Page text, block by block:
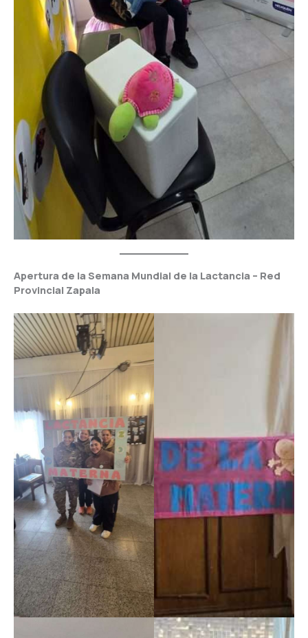
Apertura de la Semana Mundial de la Lactancia – Red
Provincial Zapala